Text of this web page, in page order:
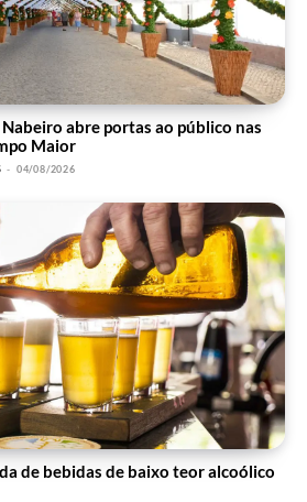
abre portas ao público nas
Maior
- 04/08/2026
de bebidas de baixo teor alcoólico